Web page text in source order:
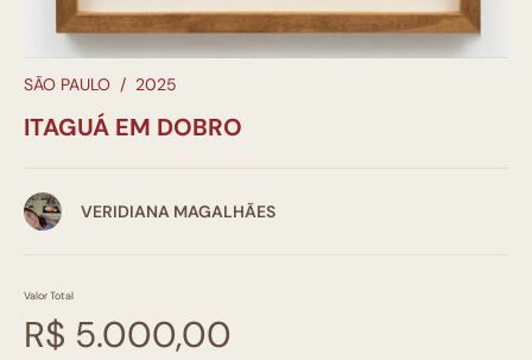
SÃO PAULO / 2025
ITAGUÁ EM DOBRO
VERIDIANA MAGALHÃES
Valor Total
R$ 5.000,00